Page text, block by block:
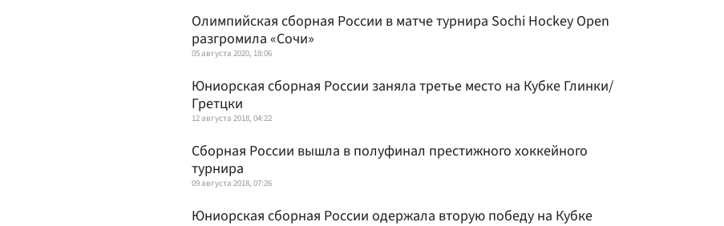
Олимпийская сборная России в матче турнира Sochi Hockey Open
разгромила «Сочи»
05 августа 2020, 18:06
Юниорская сборная России заняла третье место на Кубке Глинки/
Гретцки
12 августа 2018, 04:22
Сборная России вышла в полуфинал престижного хоккейного
турнира
09 августа 2018, 07:26
Юниорская сборная России одержала вторую победу на Кубке